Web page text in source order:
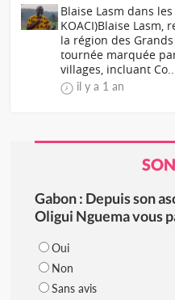
Blaise Lasm dans
KOACI)Blaise Lasm,
la région des
tournée marquée
villages, incluant
il y a 1 an
Gabon : Depuis son
Oligui Nguema vous
Oui
Non
Sans avis